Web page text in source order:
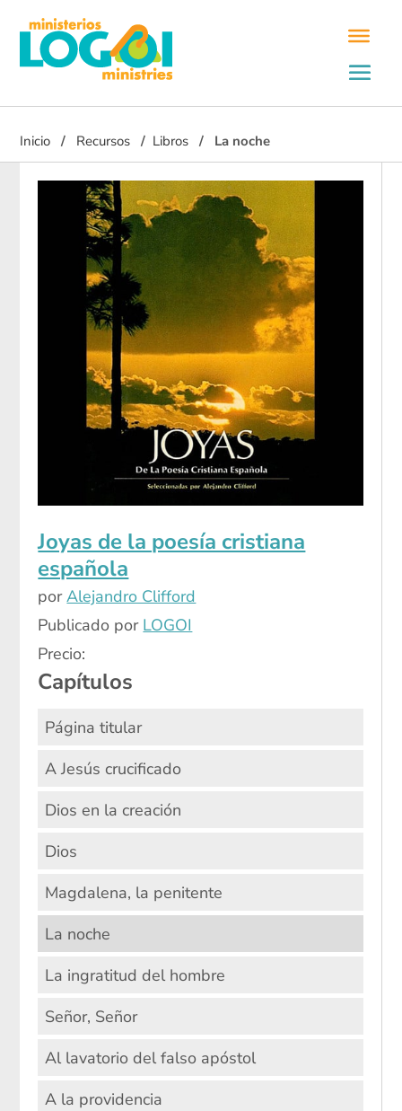
Inicio Recursos Libros La noche
Joyas de la poesía cristiana
española
porAlejandro Clifford
Publicado por LOGOI
Precio:
Capítulos
Página titular
A Jesús crucificado
Dios en la creación
Dios
Magdalena, la penitente
La noche
La ingratitud del hombre
Señor, Señor
Al lavatorio del falso apóstol
A la providencia